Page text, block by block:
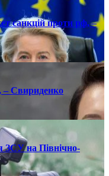
санкцій проти рф, –
– Свириденко
ЗСУ на Північно-